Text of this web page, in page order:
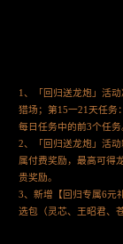
1、「回归送龙炮」活
猎场；第15一21天任务
每日任务中的前3个任
2、「回归送龙炮」活
属付费奖励，最高可得
贵奖励。
3、新增【回归专属6元
选包（灵芯、王昭君、